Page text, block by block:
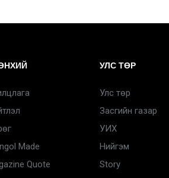
Made
Quote
УЛС ТӨР
Улс төр
Засгийн газар
УИХ
Нийгэм
Story